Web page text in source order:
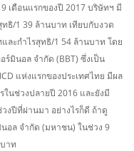
เดือนแรกของปี 2017 บริษัทฯ มี
ธิ/1 39 ล้านบาท เทียบกับงวด
ละกำไรสุทธิ/1 54 ล้านบาท โดย
ร์มินอล จำกัด (BBT) ซึ่งเป็น
แห่งแรกของประเทศไทย มีผล
ในช่วงปลายปี 2016 และยังมี
งปีที่ผ่านมา อย่างไรก็ดี ถ้าดู
นอล จำกัด (มหาชน) ในช่วง 9
าท